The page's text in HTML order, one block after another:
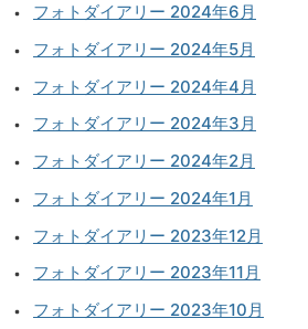
フォトダイアリー 2024年6月
フォトダイアリー 2024年5月
フォトダイアリー 2024年4月
フォトダイアリー 2024年3月
フォトダイアリー 2024年2月
フォトダイアリー 2024年1月
フォトダイアリー 2023年12月
フォトダイアリー 2023年11月
フォトダイアリー 2023年10月